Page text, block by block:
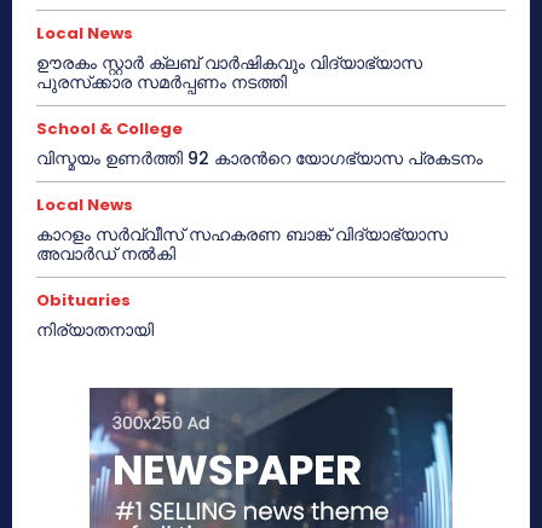
Local News
ഊരകം സ്റ്റാർ ക്ലബ് വാർഷികവും വിദ്യാഭ്യാസ
പുരസ്‌ക്കാര സമർപ്പണം നടത്തി
School & College
വിസ്മയം ഉണർത്തി 92 കാരൻറെ യോഗഭ്യാസ പ്രകടനം
Local News
കാറളം സർവ്വീസ് സഹകരണ ബാങ്ക് വിദ്യാഭ്യാസ
അവാർഡ് നൽകി
Obituaries
നിര്യാതനായി